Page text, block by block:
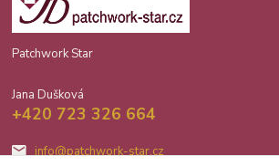
Patchwork Star
Jana Dušková
+420 723 326 664
info@patchwork-star.cz